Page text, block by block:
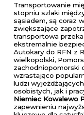
Transportowanie
stopniu szlaki
sąsiadem, są coraz
zwiększające
transportowa
ekstremalnie
Autokary do RFN z
wielkopolski,
zachodniopomorski
wzrastająco
ludzi
osobistych, jak i
Niemiec Kowalewo
zapewnieniu